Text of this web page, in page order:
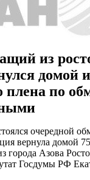
из
домой
плена по
очередной
вернула домой
города Азова
Госдумы РФ